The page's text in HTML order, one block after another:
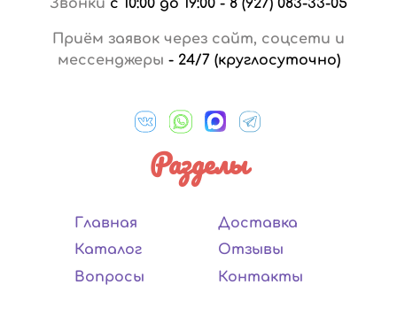
Приём заявок через сайт, соцсети и
мессенджеры - 24/7 (круглосуточно)
Разделы
Главная
Каталог
Вопросы
Доставка
Отзывы
Контакты